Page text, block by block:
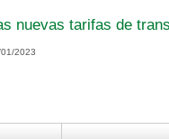
nuevas tarifas de
2023